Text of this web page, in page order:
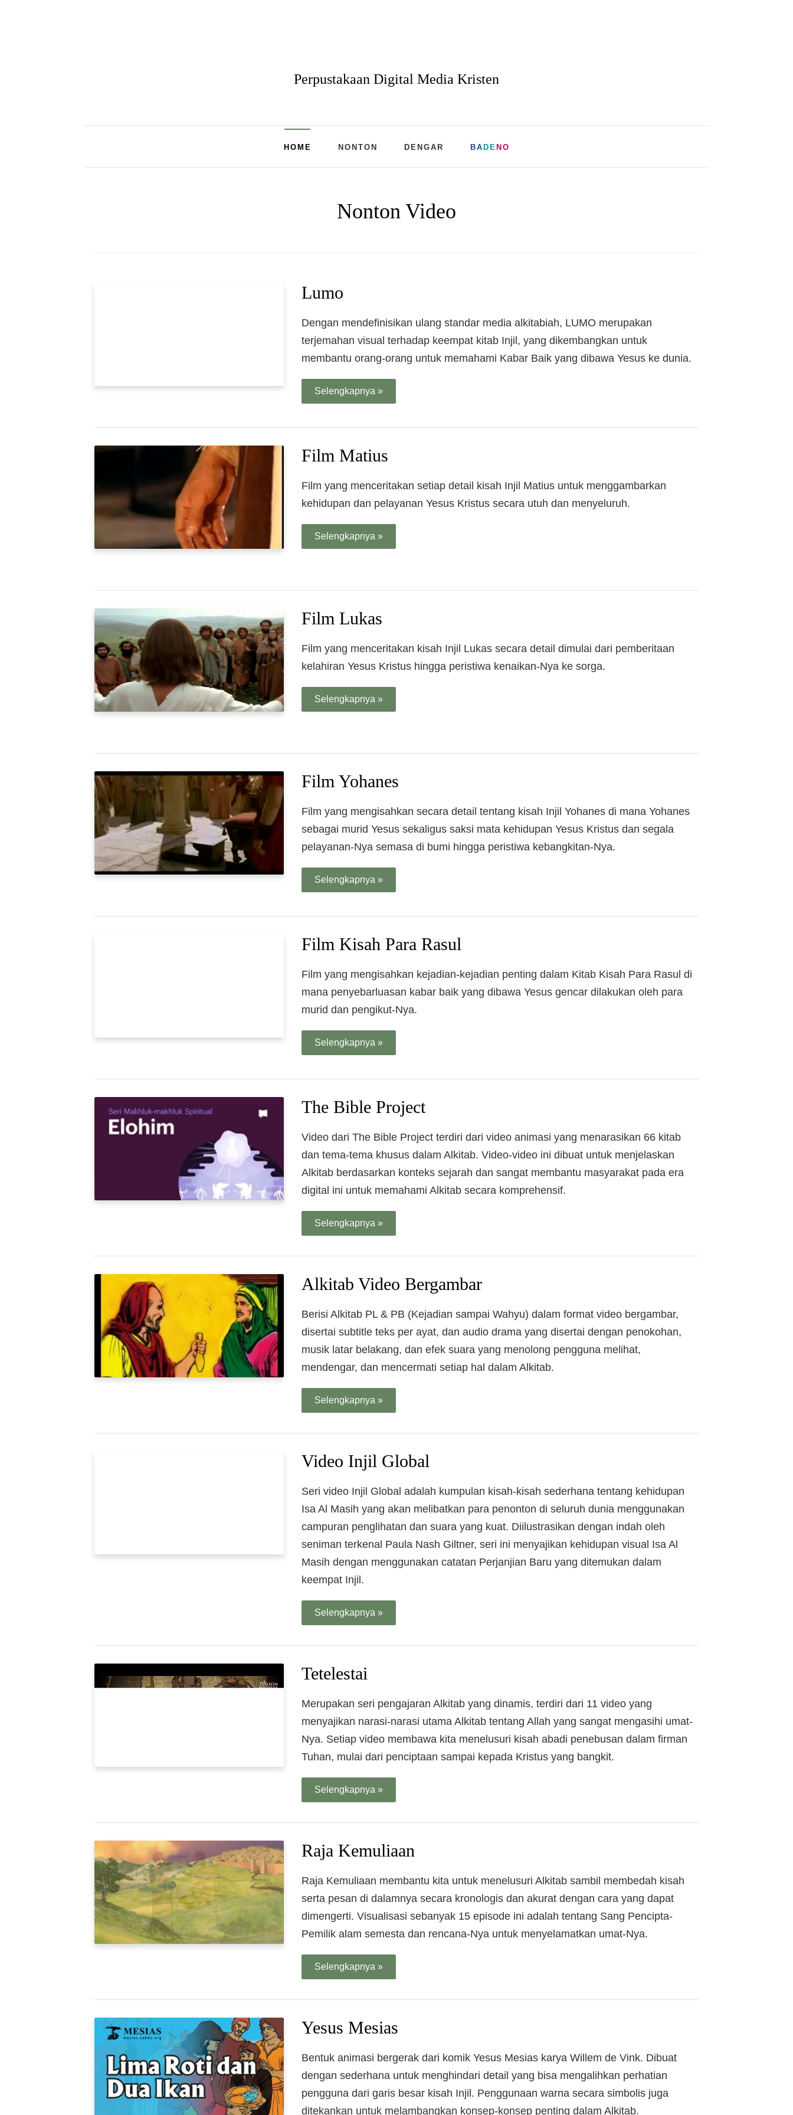
Perpustakaan Digital Media Kristen
HOME NONTON DENGAR BA DE NO
Nonton Video
Lumo
Dengan mendefinisikan ulang standar media alkitabiah, LUMO merupakan
terjemahan visual terhadap keempat kitab Injil, yang dikembangkan untuk
membantu orang-orang untuk memahami Kabar Baik yang dibawa Yesus ke dunia.
Selengkapnya »
Film Matius
Film yang menceritakan setiap detail kisah Injil Matius untuk menggambarkan
kehidupan dan pelayanan Yesus Kristus secara utuh dan menyeluruh.
Selengkapnya »
Film Lukas
Film yang menceritakan kisah Injil Lukas secara detail dimulai dari pemberitaan
kelahiran Yesus Kristus hingga peristiwa kenaikan-Nya ke sorga.
Selengkapnya »
Film Yohanes
Film yang mengisahkan secara detail tentang kisah Injil Yohanes di mana Yohanes
sebagai murid Yesus sekaligus saksi mata kehidupan Yesus Kristus dan segala
pelayanan-Nya semasa di bumi hingga peristiwa kebangkitan-Nya.
Selengkapnya »
Film Kisah Para Rasul
Film yang mengisahkan kejadian-kejadian penting dalam Kitab Kisah Para Rasul di
mana penyebarluasan kabar baik yang dibawa Yesus gencar dilakukan oleh para
murid dan pengikut-Nya.
Selengkapnya »
The Bible Project
Video dari The Bible Project terdiri dari video animasi yang menarasikan 66 kitab
dan tema-tema khusus dalam Alkitab. Video-video ini dibuat untuk menjelaskan
Alkitab berdasarkan konteks sejarah dan sangat membantu masyarakat pada era
digital ini untuk memahami Alkitab secara komprehensif.
Selengkapnya »
Alkitab Video Bergambar
Berisi Alkitab PL & PB (Kejadian sampai Wahyu) dalam format video bergambar,
disertai subtitle teks per ayat, dan audio drama yang disertai dengan penokohan,
musik latar belakang, dan efek suara yang menolong pengguna melihat,
mendengar, dan mencermati setiap hal dalam Alkitab.
Selengkapnya »
Video Injil Global
Seri video Injil Global adalah kumpulan kisah-kisah sederhana tentang kehidupan
Isa Al Masih yang akan melibatkan para penonton di seluruh dunia menggunakan
campuran penglihatan dan suara yang kuat. Diilustrasikan dengan indah oleh
seniman terkenal Paula Nash Giltner, seri ini menyajikan kehidupan visual Isa Al
Masih dengan menggunakan catatan Perjanjian Baru yang ditemukan dalam
keempat Injil.
Selengkapnya »
Tetelestai
Merupakan seri pengajaran Alkitab yang dinamis, terdiri dari 11 video yang
menyajikan narasi-narasi utama Alkitab tentang Allah yang sangat mengasihi umat-
Nya. Setiap video membawa kita menelusuri kisah abadi penebusan dalam firman
Tuhan, mulai dari penciptaan sampai kepada Kristus yang bangkit.
Selengkapnya »
Raja Kemuliaan
Raja Kemuliaan membantu kita untuk menelusuri Alkitab sambil membedah kisah
serta pesan di dalamnya secara kronologis dan akurat dengan cara yang dapat
dimengerti. Visualisasi sebanyak 15 episode ini adalah tentang Sang Pencipta-
Pemilik alam semesta dan rencana-Nya untuk menyelamatkan umat-Nya.
Selengkapnya »
Yesus Mesias
Bentuk animasi bergerak dari komik Yesus Mesias karya Willem de Vink. Dibuat
dengan sederhana untuk menghindari detail yang bisa mengalihkan perhatian
pengguna dari garis besar kisah Injil. Penggunaan warna secara simbolis juga
ditekankan untuk melambangkan konsep-konsep penting dalam Alkitab.